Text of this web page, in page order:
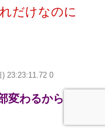
だけなのに
) 23:23:11.72 0
変わるからオッ